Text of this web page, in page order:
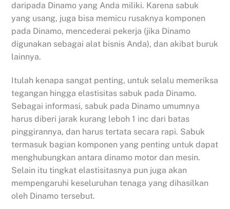
daripada Dinamo yang Anda miliki. Karena sabuk
yang usang, juga bisa memicu rusaknya komponen
pada Dinamo, mencederai pekerja (jika Dinamo
digunakan sebagai alat bisnis Anda), dan akibat buruk
lainnya.
Itulah kenapa sangat penting, untuk selalu memeriksa
tegangan hingga elastisitas sabuk pada Dinamo.
Sebagai informasi, sabuk pada Dinamo umumnya
harus diberi jarak kurang leboh 1 inc dari batas
pinggirannya, dan harus tertata secara rapi. Sabuk
termasuk bagian komponen yang penting untuk dapat
menghubungkan antara dinamo motor dan mesin.
Selain itu tingkat elastisitasnya pun juga akan
mempengaruhi keseluruhan tenaga yang dihasilkan
oleh Dinamo tersebut.